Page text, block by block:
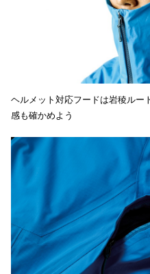
ヘルメット対応フードは岩稜ルー
感も確かめよう